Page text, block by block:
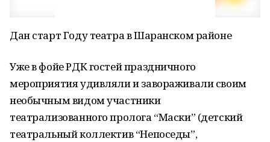
Дан старт Году театра в Шаранском районе
Уже в фойе РДК гостей праздничного
мероприятия удивляли и завораживали своим
необычным видом участники
театрализованного пролога “Маски” (детский
театральный коллектив “Непоседы”,